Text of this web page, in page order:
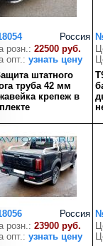
Россия
розн.: 22500 руб.
опт.: узнать цену
штатного
труба 42 мм
крепеж в
Россия
розн.: 23900 руб.
опт.: узнать цену